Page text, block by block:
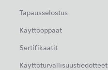
Tapausselostus
Käyttöoppaat
Sertifikaatit
Käyttöturvallisuustiedotteet